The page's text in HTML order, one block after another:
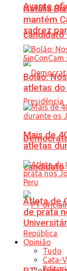
Avante
candidato
candidato
Natália
mantém
xadrez
Bolão:
atletas do
Mais de
atletas
Atleta de
de prata
Opinião
Tudo
Cata-